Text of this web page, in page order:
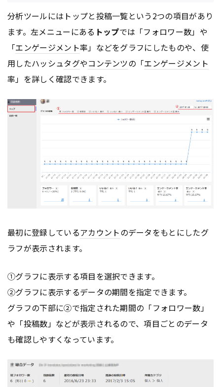
分析ツールにはトップと投稿一覧という2つの項目があり
ます。左メニューにある トップでは「フォロワー数」や
「エンゲージメント率」などをグラフにしたものや、使
用したハッシュタグやコンテンツの「エンゲージメント
率」を詳しく確認できます。
最初に登録しているアカウントのデータをもとにしたグ
ラフが表示されます。
①グラフに表示する項目を選択できます。
②グラフに表示するデータの期間を指定できます。
グラフの下部に②で指定された期間の「フォロワー数」
や「投稿数」などが表示されるので、項目ごとのデータ
も確認しやすくなっています。